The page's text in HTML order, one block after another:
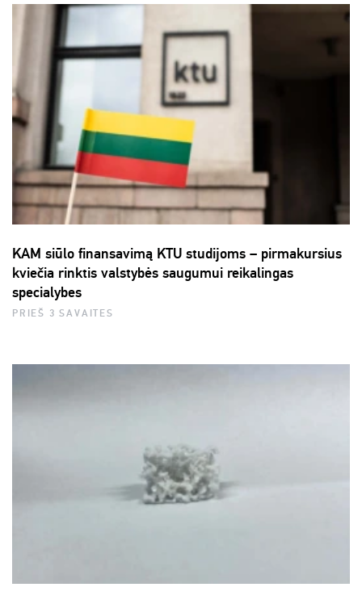
KAM siūlo finansavimą KTU studijoms – pirmakursius
kviečia rinktis valstybės saugumui reikalingas
specialybes
PRIEŠ 3 SAVAITES